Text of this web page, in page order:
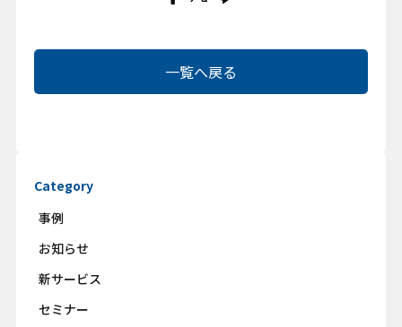
一覧へ戻る
Category
事例
お知らせ
新サービス
セミナー